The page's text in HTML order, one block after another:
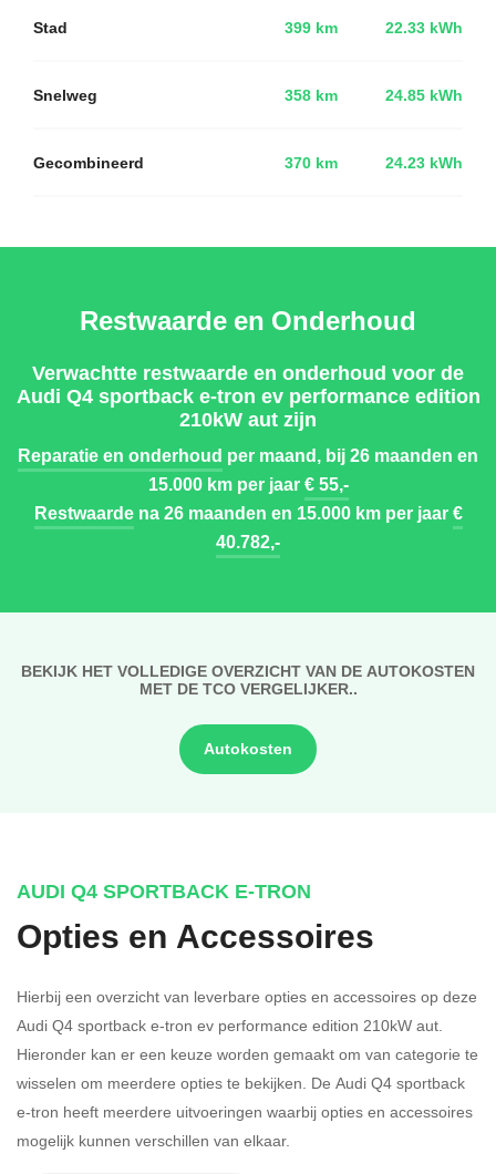
Stad 399 km 22.33 kWh
Snelweg 358 km 24.85 kWh
Gecombineerd 370 km 24.23 kWh
Restwaarde en Onderhoud
Verwachtte restwaarde en onderhoud voor de
Audi Q4 sportback e-tron ev performance edition
210kW aut zijn
Reparatie en onderhoud per maand, bij 26 maanden en
15.000 km per jaar€ 55,-
Restwaardena 26 maanden en 15.000 km per jaar€
40.782,-
BEKIJK HET VOLLEDIGE OVERZICHT VAN DE AUTOKOSTEN
MET DE TCO VERGELIJKER..
Autokosten
AUDI Q4 SPORTBACK E-TRON
Opties en Accessoires
Hierbij een overzicht van leverbare opties en accessoires op deze
Audi Q4 sportback e-tron ev performance edition 210kW aut.
Hieronder kan er een keuze worden gemaakt om van categorie te
wisselen om meerdere opties te bekijken. De Audi Q4 sportback
e-tron heeft meerdere uitvoeringen waarbij opties en accessoires
mogelijk kunnen verschillen van elkaar.